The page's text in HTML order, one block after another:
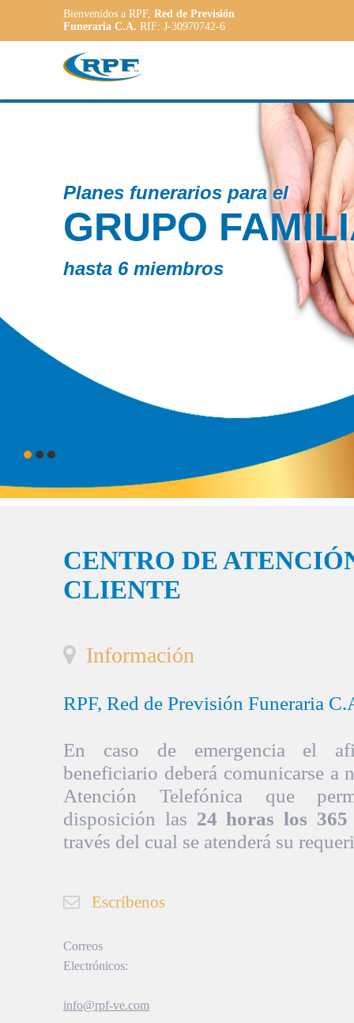
Bienvenidos a RPF, Red de Previsión
Funeraria C.A. RIF: J-30970742-6
para el
FAMILIAR
CENTRO DE
CLIENTE
Información
RPF, Red de Previsión Funeraria
En caso de emergencia el
beneficiario deberá comunicarse a
Atención Telefónica que
disposición las 24 horas los
través del cual se atenderá su
Escríbenos
Correos
Electrónicos:
info@rpf-ve.com